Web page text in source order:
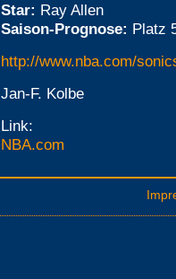
Star: Ray Allen
Saison-Prognose: Platz
http://www.nba.com/
Jan-F. Kolbe
Link:
NBA.com